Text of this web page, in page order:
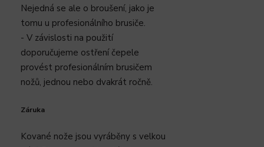
Nejedná se ale o broušení, jako je
tomu u profesionálního brusiče.
- V závislosti na použití
doporučujeme ostření čepele
provést profesionálním brusičem
nožů, jednou nebo dvakrát ročně.
Záruka
Kované nože jsou vyráběny s velkou